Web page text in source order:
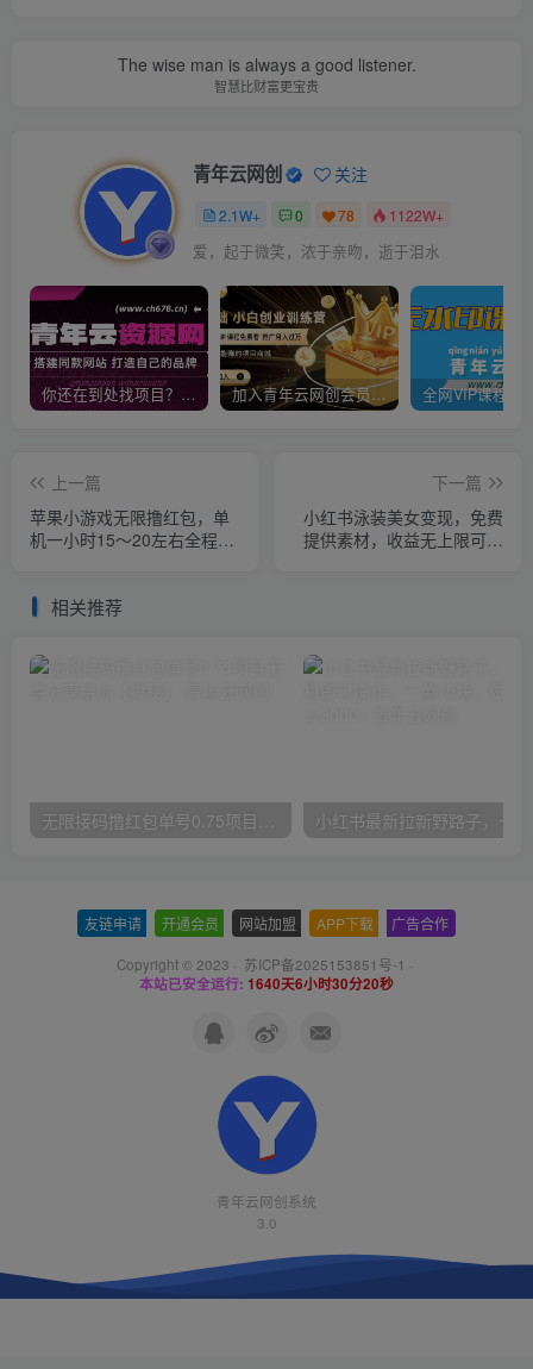
The wise man is always a good listener.
智慧比财富更宝贵
青年云网创 关注
2.1W+ 0 78 1122W+
爱，起于微笑，浓于亲吻，逝于泪水
你还在到处找项目？还在当韭菜？我靠卖项目一个月收入5万+，曾经我也是个失败者。 加入青年云网创会员，全站资源免费学习。加入高级合伙人，推广日入1000+
上一篇
苹果小游戏无限撸红包，单
机一小时15～20左右全程不
下一篇
小红书泳装美女变现，免费
提供素材，收益无上限可矩
相关推荐
无限接码撸红包单号0.75项目无偿分享给你【揭秘】
友链申请 开通会员 网站加盟 APP下载 广告合作
Copyright © 2023 · 苏ICP备2025153851号-1 ·
本站已安全运行: 1640天6小时30分20秒
青年云网创系统
3.0